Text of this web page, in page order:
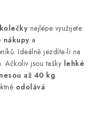
nejlépe využijete
nákupy a
Ideálně jezdíte-li na
Ačkoliv jsou tašky lehké
až 40 kg
odolává